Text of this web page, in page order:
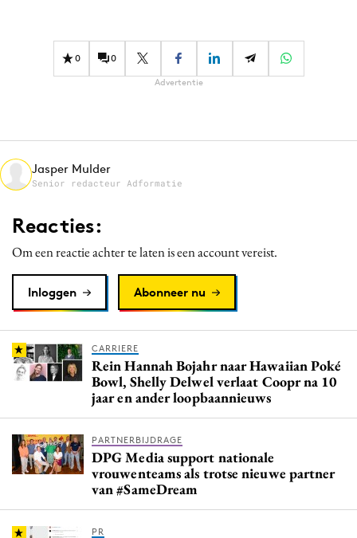
Gedragsverandering
Media
Merkstrategie
PR
Programmatic
Reputatie & crisis
0 0
Advertentie
Jasper Mulder
Senior redacteur Adformatie
Reacties:
Om een reactie achter te laten is een account vereist.
Inloggen Abonneer nu
CARRIERE
Rein Hannah Bojahr naar Hawaiian Poké
Bowl, Shelly Delwel verlaat Coopr na 10
jaar en ander loopbaannieuws
PARTNERBIJDRAGE
DPG Media support nationale
vrouwenteams als trotse nieuwe partner
van #SameDream
PR